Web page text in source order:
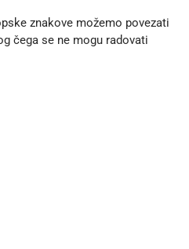
znakove možemo povezati
čega se ne mogu radovati